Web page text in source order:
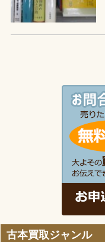
古本買取ジャンル